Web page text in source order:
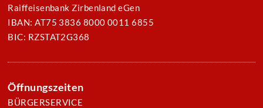
Raiffeisenbank Zirbenland eGen
IBAN: AT75 3836 8000 0011 6855
BIC: RZSTAT2G368
Öffnungszeiten
BÜRGERSERVICE